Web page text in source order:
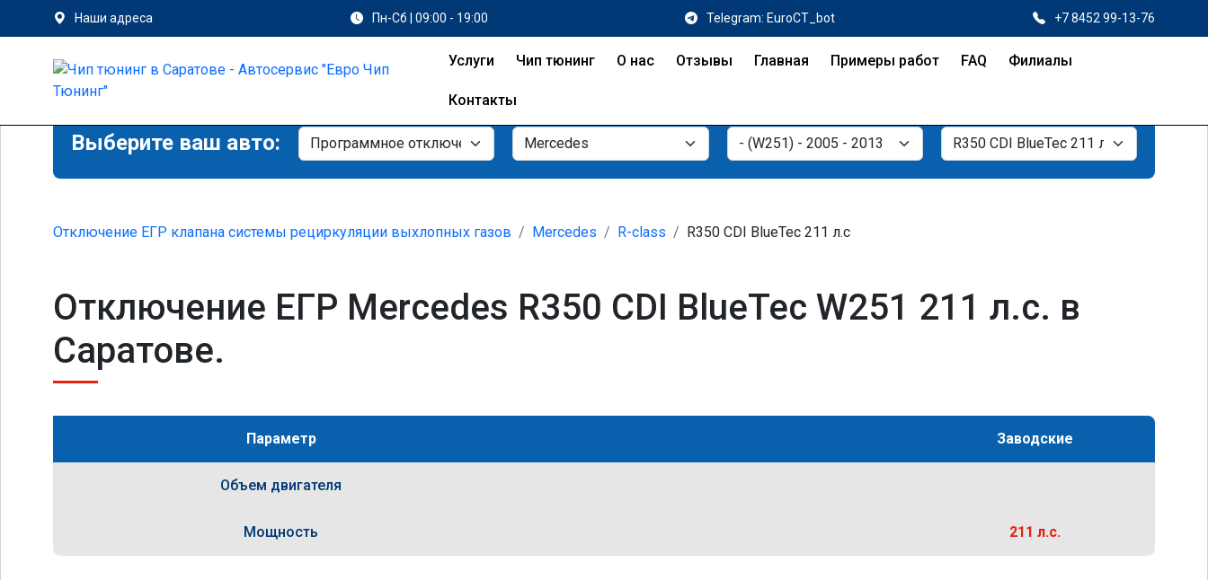
Наши адреса Пн-Сб | 09:00 - 19:00 Telegram: EuroCT_bot +7 8452 99-13-76
Услуги Чип тюнинг О нас Отзывы Главная Примеры работ FAQ Филиалы
Контакты
Выберите ваш авто:
Отключение ЕГР клапана системы рециркуляции выхлопных газов Mercedes R-class R350 CDI BlueTec 211 л.с
Отключение ЕГР Mercedes R350 CDI BlueTec W251 211 л.с. в
Саратове.
Параметр Заводские
Объем двигателя
Мощность 211 л.с.